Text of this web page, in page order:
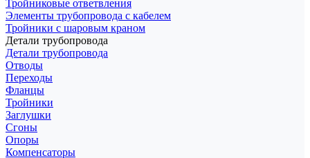
Тройниковые ответвления
Элементы трубопровода с кабелем
Тройники с шаровым краном
Детали трубопровода
Детали трубопровода
Отводы
Переходы
Фланцы
Тройники
Заглушки
Сгоны
Опоры
Компенсаторы